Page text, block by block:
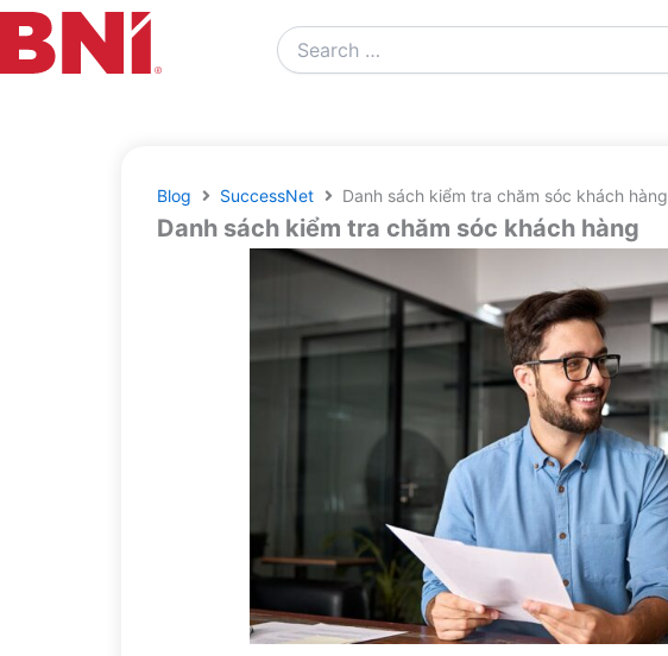
Search
…
Blog SuccessNet Danh sách kiểm tra chăm sóc khách hàng
Danh sách kiểm tra chăm sóc khách hàng